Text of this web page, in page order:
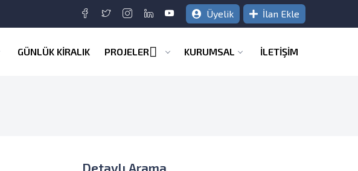
Üyelik İlan Ekle
GÜNLÜK KİRALIK PROJELER KURUMSAL İLETİŞİM
Detaylı Arama